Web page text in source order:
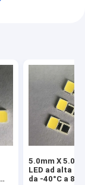
5.0mm X
LED ad alta
da -40°C a